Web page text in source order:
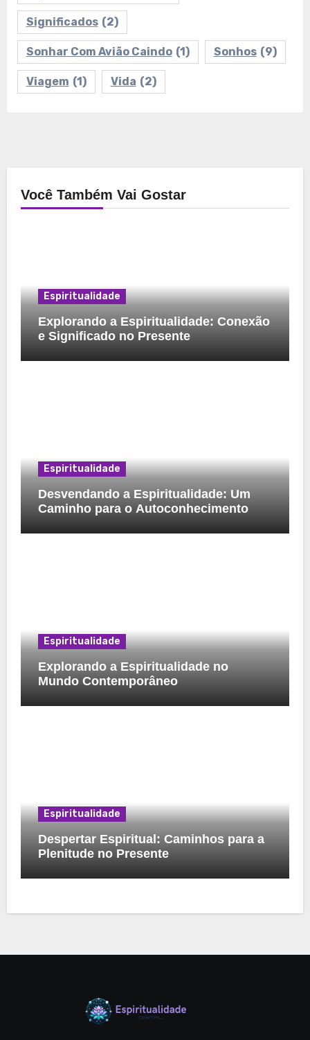
Significados (2)
Sonhar Com Avião Caindo (1) Sonhos (9)
Viagem (1) Vida (2)
Você Também Vai Gostar
Espiritualidade
Explorando a Espiritualidade: Conexão
e Significado no Presente
Espiritualidade
Desvendando a Espiritualidade: Um
Caminho para o Autoconhecimento
Espiritualidade
Explorando a Espiritualidade no
Mundo Contemporâneo
Espiritualidade
Despertar Espiritual: Caminhos para a
Plenitude no Presente